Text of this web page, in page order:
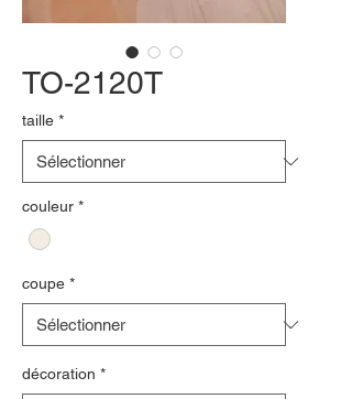
TO-2120T
taille *
couleur *
coupe *
décoration *